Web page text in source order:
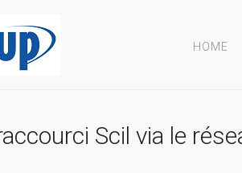
HOME
Scil via le